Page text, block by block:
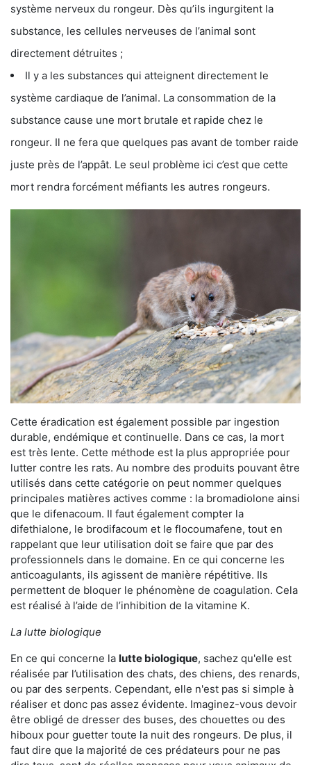
système nerveux du rongeur. Dès qu’ils ingurgitent la
substance, les cellules nerveuses de l’animal sont
directement détruites ;
Il y a les substances qui atteignent directement le
système cardiaque de l’animal. La consommation de la
substance cause une mort brutale et rapide chez le
rongeur. Il ne fera que quelques pas avant de tomber raide
juste près de l’appât. Le seul problème ici c’est que cette
mort rendra forcément méfiants les autres rongeurs.
Cette éradication est également possible par ingestion
durable, endémique et continuelle. Dans ce cas, la mort
est très lente. Cette méthode est la plus appropriée pour
lutter contre les rats. Au nombre des produits pouvant être
utilisés dans cette catégorie on peut nommer quelques
principales matières actives comme : la bromadiolone ainsi
que le difenacoum. Il faut également compter la
difethialone, le brodifacoum et le flocoumafene, tout en
rappelant que leur utilisation doit se faire que par des
professionnels dans le domaine. En ce qui concerne les
anticoagulants, ils agissent de manière répétitive. Ils
permettent de bloquer le phénomène de coagulation. Cela
est réalisé à l’aide de l’inhibition de la vitamine K.
La lutte biologique
En ce qui concerne la lutte biologique, sachez qu'elle est
réalisée par l’utilisation des chats, des chiens, des renards,
ou par des serpents. Cependant, elle n'est pas si simple à
réaliser et donc pas assez évidente. Imaginez-vous devoir
être obligé de dresser des buses, des chouettes ou des
hiboux pour guetter toute la nuit des rongeurs. De plus, il
faut dire que la majorité de ces prédateurs pour ne pas